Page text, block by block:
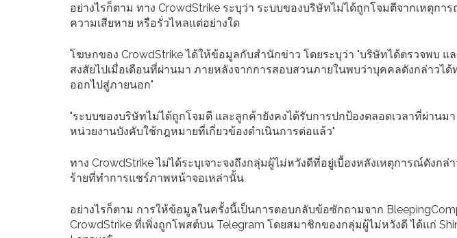
อย่างไรก็ตาม ทาง CrowdStrike ระบุว่า ระบบของบริษัทไม่ได้ถูกโจมตีจากเหตุก
ความเสียหาย หรือรั่วไหลแต่อย่างใด
โฆษกของ CrowdStrike ได้ให้ข้อมูลกับสำนักข่าว โดยระบุว่า "บริษัทได้ตรวจพบ แ
สงสัยไปเมื่อเดือนที่ผ่านมา ภายหลังจากการสอบสวนภายในพบว่าบุคคลดังกล่าวไ
ออกไปสู่ภายนอก"
"ระบบของบริษัทไม่ได้ถูกโจมตี และลูกค้ายังคงได้รับการปกป้องตลอดเวลาที่ผ่านม
หน่วยงานบังคับใช้กฎหมายที่เกี่ยวข้องดำเนินการต่อแล้ว"
ทาง CrowdStrike ไม่ได้ระบุเจาะจงถึงกลุ่มผู้ไม่หวังดีที่อยู่เบื้องหลังเหตุการณ์ดังก
ร้ายที่ทำการแชร์ภาพหน้าจอเหล่านั้น
อย่างไรก็ตาม การให้ข้อมูลในครั้งนี้เป็นการตอบกลับข้อซักถามจาก
CrowdStrike ที่เพิ่งถูกโพสต์บน Telegram โดยสมาชิกของกลุ่มผู้ไม่หวังดี ได้แก่